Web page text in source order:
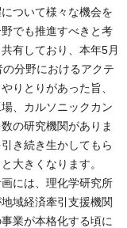
ついて様々な機会を
でも推進すべきと考
有しており、本年5月
分野におけるアクテ
りとりがあった旨、
、カルソニックカン
の研究機関がありま
き続き生かしてもら
大きくなります。
には、理化学研究所
域経済牽引支援機関
業が本格化する頃に